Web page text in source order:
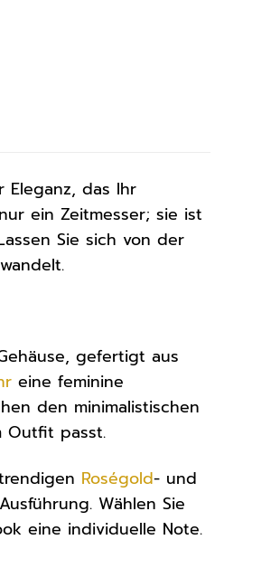
Eleganz, das Ihr
ein Zeitmesser; sie ist
Sie sich von der
gefertigt aus
eine feminine
den minimalistischen
Outfit passt.
Roségold- und
Wählen Sie
eine individuelle Note.